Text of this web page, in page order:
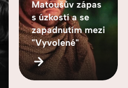
Matoušův zápas
s úzkostí a se
zapadnutím mezi
"Vyvolené"